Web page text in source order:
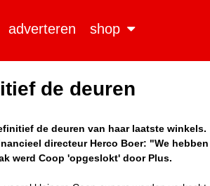
adverteren shop
de deuren
de deuren van haar laatste winkels.
directeur Herco Boer: "We hebben
werd Coop 'opgeslokt' door Plus.